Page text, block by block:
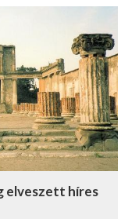
elveszett híres